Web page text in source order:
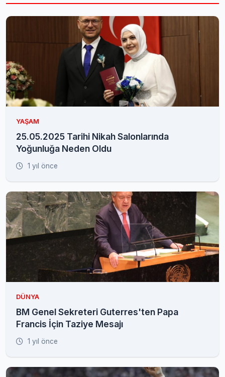
YAŞAM
25.05.2025 Tarihi Nikah Salonlarında
Yoğunluğa Neden Oldu
1 yıl önce
DÜNYA
BM Genel Sekreteri Guterres'ten Papa
Francis İçin Taziye Mesajı
1 yıl önce